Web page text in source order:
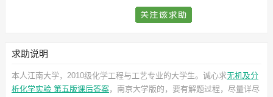
求助说明
本人江南大学，2010级化学工程与工艺专业的大学生。诚心求无机及分
析化学实验 第五版课后答案，南京大学版的，要有解题过程，尽量详尽